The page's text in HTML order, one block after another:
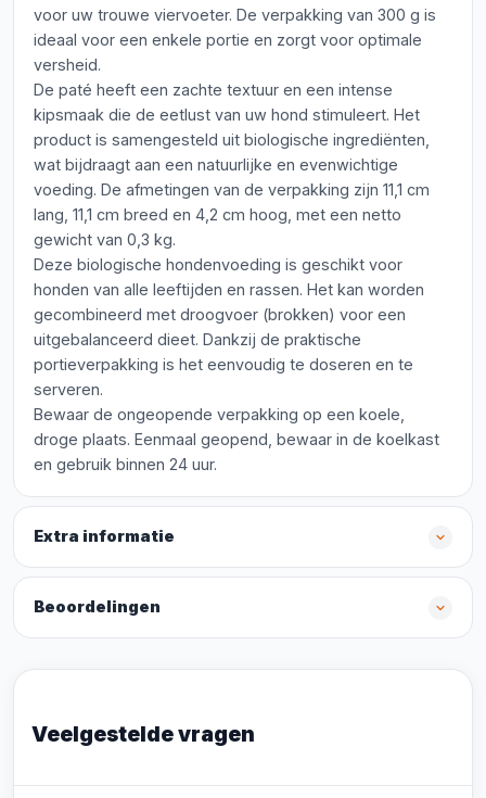
voor uw trouwe viervoeter. De verpakking van 300 g is
ideaal voor een enkele portie en zorgt voor optimale
versheid.
De paté heeft een zachte textuur en een intense
kipsmaak die de eetlust van uw hond stimuleert. Het
product is samengesteld uit biologische ingrediënten,
wat bijdraagt aan een natuurlijke en evenwichtige
voeding. De afmetingen van de verpakking zijn 11,1 cm
lang, 11,1 cm breed en 4,2 cm hoog, met een netto
gewicht van 0,3 kg.
Deze biologische hondenvoeding is geschikt voor
honden van alle leeftijden en rassen. Het kan worden
gecombineerd met droogvoer (brokken) voor een
uitgebalanceerd dieet. Dankzij de praktische
portieverpakking is het eenvoudig te doseren en te
serveren.
Bewaar de ongeopende verpakking op een koele,
droge plaats. Eenmaal geopend, bewaar in de koelkast
en gebruik binnen 24 uur.
Extra informatie
Beoordelingen
Veelgestelde vragen